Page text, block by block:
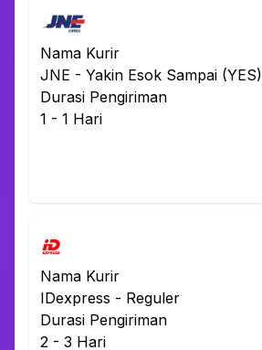
Nama Kurir
JNE - Yakin Esok Sampai (YES)
Durasi Pengiriman
1 - 1 Hari
Nama Kurir
IDexpress - Reguler
Durasi Pengiriman
2 - 3 Hari